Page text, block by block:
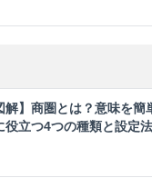
解】商圏とは？意味を
役立つ4つの種類と設定法